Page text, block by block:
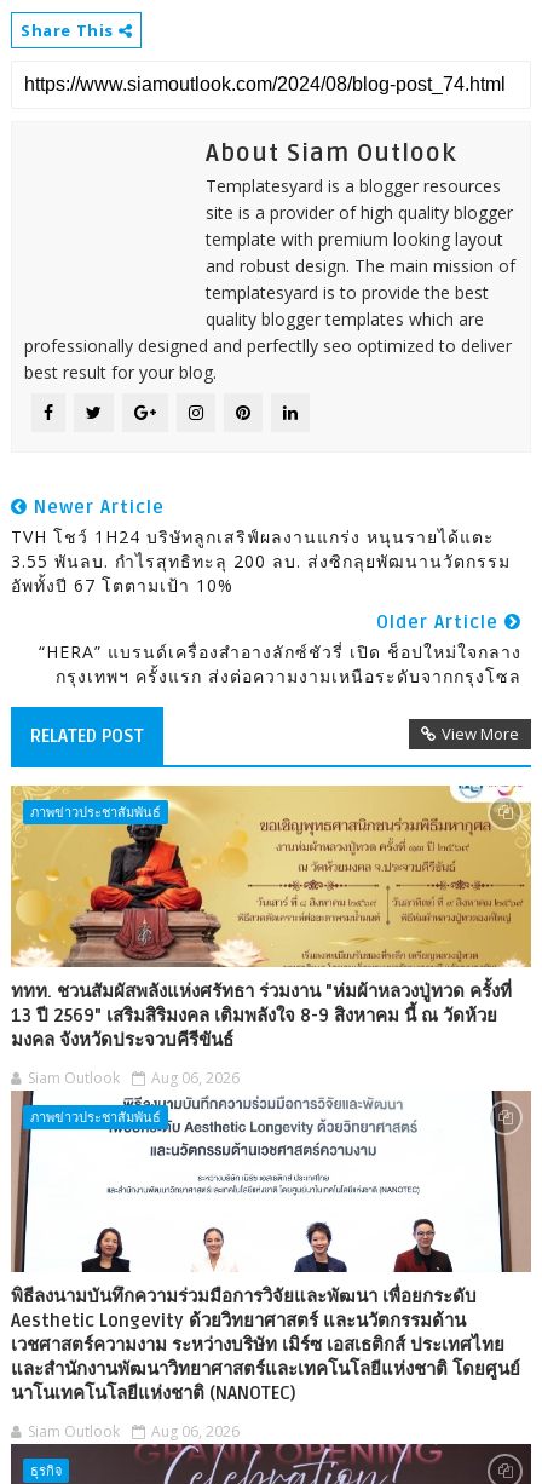
Share This
About Siam Outlook
Templatesyard is a blogger resources
site is a provider of high quality blogger
template with premium looking layout
and robust design. The main mission of
templatesyard is to provide the best
quality blogger templates which are
professionally designed and perfectlly seo optimized to deliver
best result for your blog.
Newer Article
TVH โชว์ 1H24 บริษัทลูกเสริฟ์ผลงานแกร่ง หนุนรายได้แตะ
3.55 พันลบ. กำไรสุทธิทะลุ 200 ลบ. ส่งซิกลุยพัฒนานวัตกรรม
อัพทั้งปี 67 โตตามเป้า 10%
Older Article
“HERA” แบรนด์เครื่องสำอางลักซ์ชัวรี่ เปิด ช็อปใหม่ใจกลาง
กรุงเทพฯ ครั้งแรก ส่งต่อความงามเหนือระดับจากกรุงโซล
RELATED POST View More
ภาพข่าวประชาสัมพันธ์
ททท. ชวนสัมผัสพลังแห่งศรัทธา ร่วมงาน "ห่มผ้าหลวงปู่ทวด ครั้งที่
13 ปี 2569" เสริมสิริมงคล เติมพลังใจ 8-9 สิงหาคม นี้ ณ วัดห้วย
มงคล จังหวัดประจวบคีรีขันธ์
Siam Outlook Aug 06, 2026
ภาพข่าวประชาสัมพันธ์
พิธีลงนามบันทึกความร่วมมือการวิจัยและพัฒนา เพื่อยกระดับ
Aesthetic Longevity ด้วยวิทยาศาสตร์ และนวัตกรรมด้าน
เวชศาสตร์ความงาม ระหว่างบริษัท เมิร์ซ เอสเธติกส์ ประเทศไทย
และสำนักงานพัฒนาวิทยาศาสตร์และเทคโนโลยีแห่งชาติ โดยศูนย์
นาโนเทคโนโลยีแห่งชาติ (NANOTEC)
Siam Outlook Aug 06, 2026
ธุรกิจ